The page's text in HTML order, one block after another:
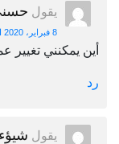
يقول
8 فبراير، 2020 الساعة 3:59 م
أين يمكنني
رد
يقول شيؤء